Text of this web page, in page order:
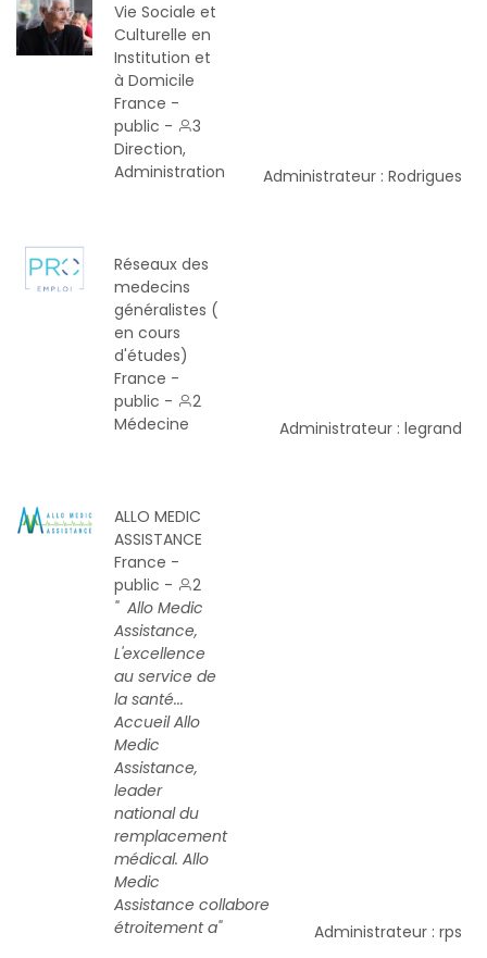
Vie Sociale et
Culturelle en
Institution et
à Domicile
France -
public -
3
Direction,
Administration
Administrateur : Rodrigues
Réseaux des
medecins
généralistes (
en cours
d'études)
France -
public -
2
Médecine
Administrateur : legrand
ALLO MEDIC
ASSISTANCE
France -
public -
2
" Allo Medic
Assistance,
L'excellence
au service de
la santé...
Accueil Allo
Medic
Assistance,
leader
national du
remplacement
médical. Allo
Medic
Assistance collabore
étroitement a"
Administrateur : rps